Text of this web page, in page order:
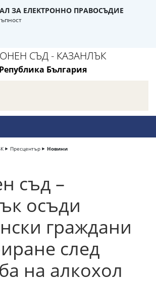
ЗА ЕЛЕКТРОННО ПРАВОСЪДИЕ
СЪД - КАЗАНЛЪК
Република България
Пресцентър Новини
съд –
осъди
граждани
след
на алкохол